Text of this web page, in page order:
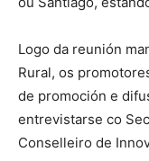
Logo da reunión
Rural, os
de promoción e
entrevistarse co
Conselleiro de